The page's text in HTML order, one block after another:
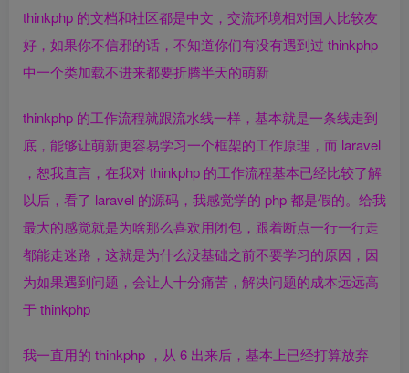
thinkphp 的文档和社区都是中文，交流环境相对国人比较友
好，如果你不信邪的话，不知道你们有没有遇到过 thinkphp
中一个类加载不进来都要折腾半天的萌新
thinkphp 的工作流程就跟流水线一样，基本就是一条线走到
底，能够让萌新更容易学习一个框架的工作原理，而 laravel
，恕我直言，在我对 thinkphp 的工作流程基本已经比较了解
以后，看了 laravel 的源码，我感觉学的 php 都是假的。给我
最大的感觉就是为啥那么喜欢用闭包，跟着断点一行一行走
都能走迷路，这就是为什么没基础之前不要学习的原因，因
为如果遇到问题，会让人十分痛苦，解决问题的成本远远高
于 thinkphp
我一直用的 thinkphp ，从 6 出来后，基本上已经打算放弃